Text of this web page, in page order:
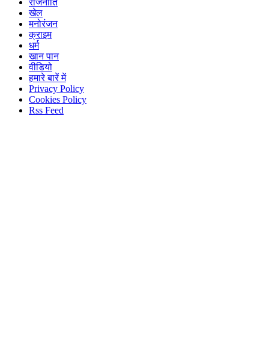
राजनीति
खेल
मनोरंजन
क्राइम
धर्म
खान पान
वीडियो
हमारे बारें में
Privacy Policy
Cookies Policy
Rss Feed